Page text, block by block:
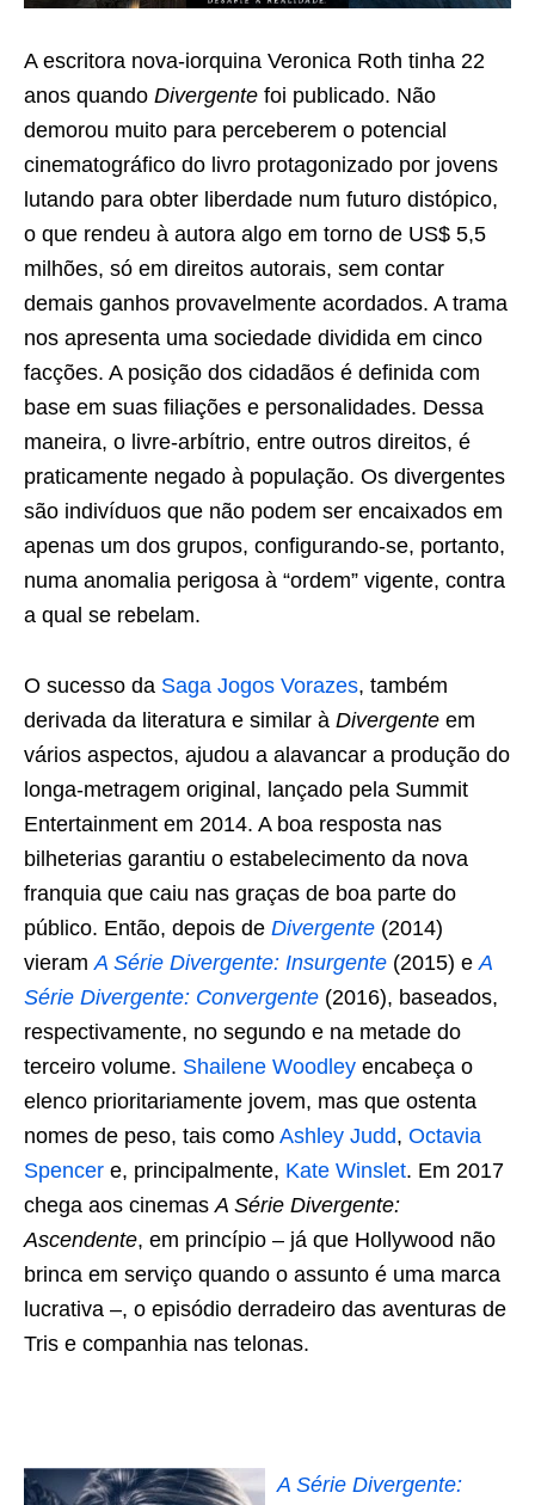
A escritora nova-iorquina Veronica Roth tinha 22
anos quando Divergente foi publicado. Não
demorou muito para perceberem o potencial
cinematográfico do livro protagonizado por jovens
lutando para obter liberdade num futuro distópico,
o que rendeu à autora algo em torno de US$ 5,5
milhões, só em direitos autorais, sem contar
demais ganhos provavelmente acordados. A trama
nos apresenta uma sociedade dividida em cinco
facções. A posição dos cidadãos é definida com
base em suas filiações e personalidades. Dessa
maneira, o livre-arbítrio, entre outros direitos, é
praticamente negado à população. Os divergentes
são indivíduos que não podem ser encaixados em
apenas um dos grupos, configurando-se, portanto,
numa anomalia perigosa à “ordem” vigente, contra
a qual se rebelam.
O sucesso da Saga Jogos Vorazes, também
derivada da literatura e similar à Divergente em
vários aspectos, ajudou a alavancar a produção do
longa-metragem original, lançado pela Summit
Entertainment em 2014. A boa resposta nas
bilheterias garantiu o estabelecimento da nova
franquia que caiu nas graças de boa parte do
público. Então, depois de Divergente (2014)
vieramA Série Divergente: Insurgente (2015) eA
Série Divergente: Convergente (2016), baseados,
respectivamente, no segundo e na metade do
terceiro volume. Shailene Woodley encabeça o
elenco prioritariamente jovem, mas que ostenta
nomes de peso, tais como Ashley Judd, Octavia
Spencer e, principalmente, Kate Winslet. Em 2017
chega aos cinemasA Série Divergente:
Ascendente, em princípio – já que Hollywood não
brinca em serviço quando o assunto é uma marca
lucrativa –, o episódio derradeiro das aventuras de
Tris e companhia nas telonas.
A Série Divergente: